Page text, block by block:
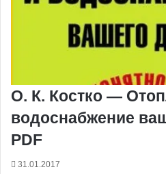
О. К. Костко —
водоснабжение
PDF
31.01.2017